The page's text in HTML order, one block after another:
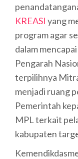
KREASI yang
program agar
dalam
Pengarah
terpilihnya
menjadi ruang
Pemerintah
MPL terkait
kabupaten